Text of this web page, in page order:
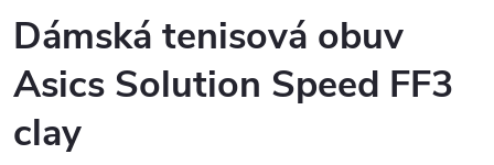
Dámská tenisová obuv
Asics Solution Speed FF3
clay